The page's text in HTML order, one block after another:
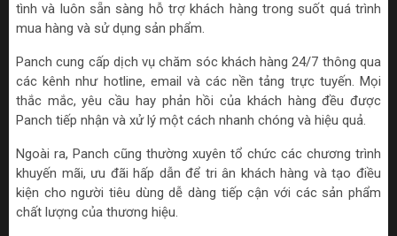
tình và luôn sẵn sàng hỗ trợ khách hàng trong suốt quá trình
mua hàng và sử dụng sản phẩm.
Panch cung cấp dịch vụ chăm sóc khách hàng 24/7 thông qua
các kênh như hotline, email và các nền tảng trực tuyến. Mọi
thắc mắc, yêu cầu hay phản hồi của khách hàng đều được
Panch tiếp nhận và xử lý một cách nhanh chóng và hiệu quả.
Ngoài ra, Panch cũng thường xuyên tổ chức các chương trình
khuyến mãi, ưu đãi hấp dẫn để tri ân khách hàng và tạo điều
kiện cho người tiêu dùng dễ dàng tiếp cận với các sản phẩm
chất lượng của thương hiệu.